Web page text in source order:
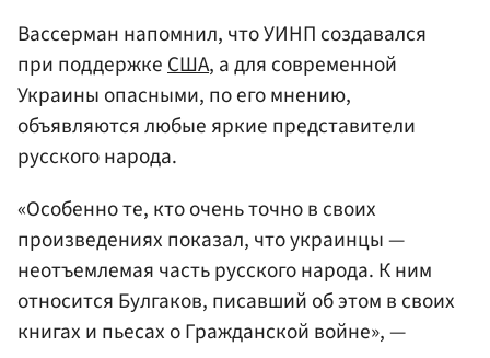
Вассерман напомнил, что УИНП создавался
при поддержкеСША, а для современной
Украины опасными, по его мнению,
объявляются любые яркие представители
русского народа.
«Особенно те, кто очень точно в своих
произведениях показал, что украинцы —
неотъемлемая часть русского народа. К ним
относится Булгаков, писавший об этом в своих
книгах и пьесах о Гражданской войне», —